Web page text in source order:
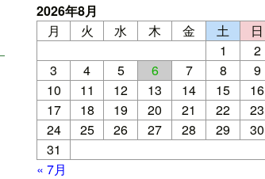
2026年8月
月
火 水 木 金 土
日
1
2
3
4 5 6 7 8
9
10
11 12 13 14 15
16
17
18 19 20 21 22
23
24
25 26 27 28 29
30
31
« 7月